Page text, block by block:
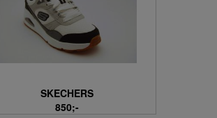
SKECHERS
850;-